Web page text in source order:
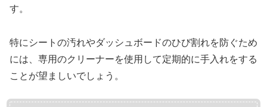
す。
特にシートの汚れやダッシュボードのひび割れを防ぐため
には、専用のクリーナーを使用して定期的に手入れをする
ことが望ましいでしょう。